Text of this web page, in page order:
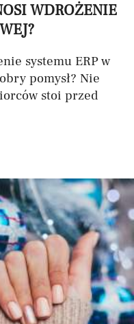
WDROŻENIE
systemu ERP w
pomysł? Nie
stoi przed